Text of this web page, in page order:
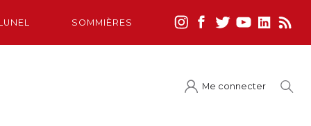
SOMMIÈRES
Me connecter